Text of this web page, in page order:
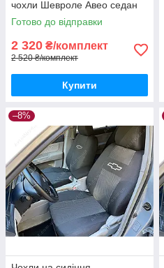
чохли Шевроле Авео седан
Готово до відправки
2 320 ₴/комплект
2 520 ₴/комплект
Купити
–8%